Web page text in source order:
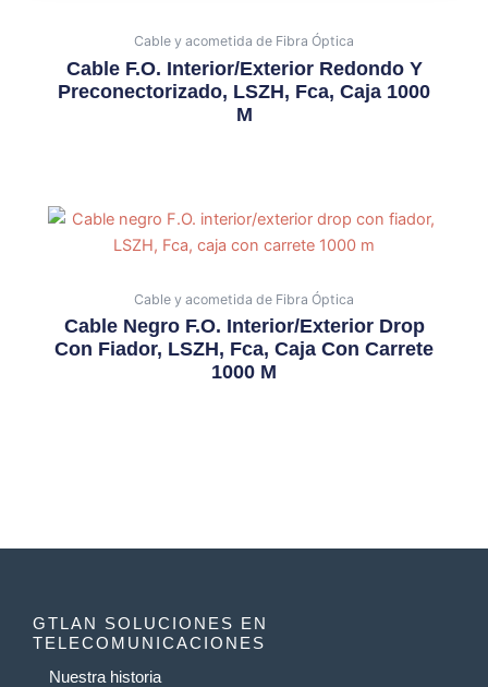
Cable y acometida de Fibra Óptica
Cable F.O. Interior/exterior Redondo Y
Preconectorizado, LSZH, Fca, Caja 1000
M
Cable y acometida de Fibra Óptica
Cable Negro F.O. Interior/exterior Drop
Con Fiador, LSZH, Fca, Caja Con Carrete
1000 M
GTLAN SOLUCIONES EN
TELECOMUNICACIONES
Nuestra historia